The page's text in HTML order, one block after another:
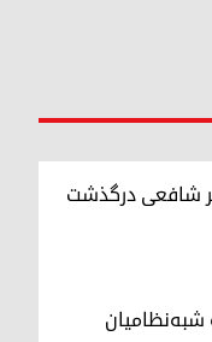
شافعی درگذشت
شبه‌نظامیان